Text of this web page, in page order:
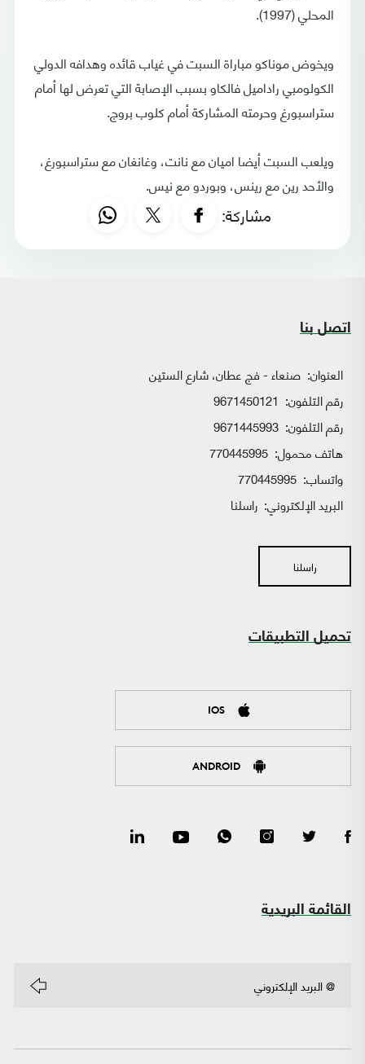
المحلي (1997).
ويخوض موناكو مباراة السبت في غياب قائده وهدافه الدولي
الكولومبي راداميل فالكاو بسبب الإصابة التي تعرض لها أمام
ستراسبورغ وحرمته المشاركة أمام كلوب بروج.
ويلعب السبت أيضا اميان مع نانت، وغانغان مع ستراسبورغ،
والأحد رين مع رينس، وبوردو مع نيس.
مشاركة:
اتصل بنا
العنوان: صنعاء - فج عطان، شارع الستين
رقم التلفون: 9671450121
رقم التلفون: 9671445993
هاتف محمول: 770445995
واتساب:
البريد الإلكتروني: راسلنا
راسلنا
تحميل التطبيقات
IOS
ANDROID
القائمة البريدية